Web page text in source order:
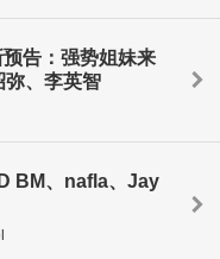
告：强势姐妹来
、李英智
BM、nafla、Jay